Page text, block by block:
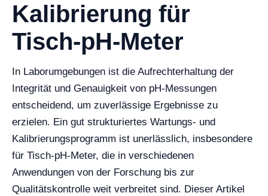
Kalibrierung für
Tisch-pH-Meter
In Laborumgebungen ist die Aufrechterhaltung der
Integrität und Genauigkeit von pH-Messungen
entscheidend, um zuverlässige Ergebnisse zu
erzielen. Ein gut strukturiertes Wartungs- und
Kalibrierungsprogramm ist unerlässlich, insbesondere
für Tisch-pH-Meter, die in verschiedenen
Anwendungen von der Forschung bis zur
Qualitätskontrolle weit verbreitet sind. Dieser Artikel